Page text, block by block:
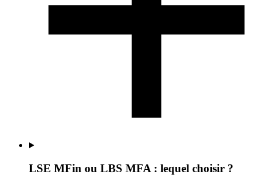
LSE MFin ou LBS MFA : lequel choisir ?